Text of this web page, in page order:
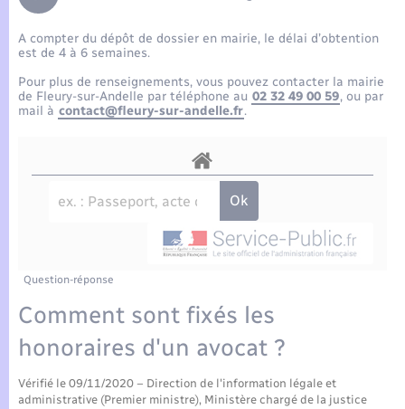
Compétences
Plan interactif
Publications
La Communauté de communes
Etat-civil - Papiers - Citoyenneté
Mariage – PACS
Parrainage civil
Logement - Urbanisme
Nouvel habitant
Organisation d’événement
Sécurité - Prévention
Transports scolaires
Travaux - Autorisation d’occupation de l’espace
public
A compter du dépôt de dossier en mairie, le délai d’obtention
est de 4 à 6 semaines.
Pour plus de renseignements, vous pouvez contacter la mairie
de Fleury-sur-Andelle par téléphone au 02 32 49 00 59, ou par
mail à contact@fleury-sur-andelle.fr.
Question-réponse
Comment sont fixés les
honoraires d'un avocat ?
Vérifié le 09/11/2020 – Direction de l'information légale et
administrative (Premier ministre), Ministère chargé de la justice